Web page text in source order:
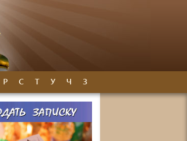
Р С Т У Ч З